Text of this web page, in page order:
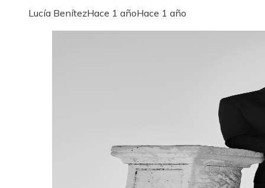
Lucía BenítezHace 1 añoHace 1 año